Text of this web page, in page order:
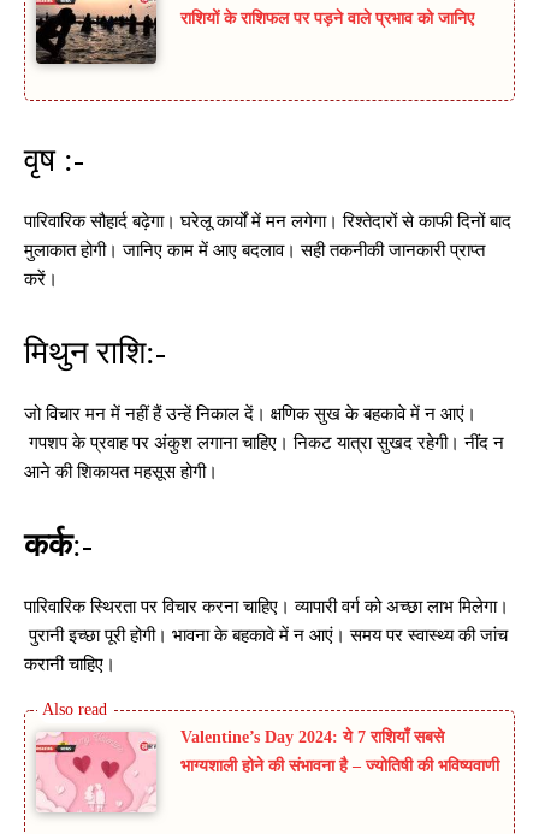
राशियों के राशिफल पर पड़ने वाले प्रभाव को जानिए
वृष :-
पारिवारिक सौहार्द बढ़ेगा। घरेलू कार्यों में मन लगेगा। रिश्तेदारों से काफी दिनों बाद
मुलाकात होगी। जानिए काम में आए बदलाव। सही तकनीकी जानकारी प्राप्त
करें।
मिथुन राशि:-
जो विचार मन में नहीं हैं उन्हें निकाल दें। क्षणिक सुख के बहकावे में न आएं।
गपशप के प्रवाह पर अंकुश लगाना चाहिए। निकट यात्रा सुखद रहेगी। नींद न
आने की शिकायत महसूस होगी।
कर्क:-
पारिवारिक स्थिरता पर विचार करना चाहिए। व्यापारी वर्ग को अच्छा लाभ मिलेगा।
पुरानी इच्छा पूरी होगी। भावना के बहकावे में न आएं। समय पर स्वास्थ्य की जांच
करानी चाहिए।
Valentine’s Day 2024: ये 7 राशियाँ सबसे
भाग्यशाली होने की संभावना है – ज्योतिषी की भविष्यवाणी